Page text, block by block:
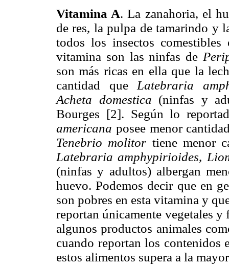
Vitamina A. La zanahoria, el
de res, la pulpa de tamarindo y
todos los insectos comestibles
vitamina son las ninfas de
son más ricas en ella que la
cantidad que Latebraria
Acheta domestica (ninfas y
Bourges [2]. Según lo
americana posee menor
Tenebrio molitor tiene menor
Latebraria amphypirioides,
(ninfas y adultos) albergan
huevo. Podemos decir que en
son pobres en esta vitamina y
reportan únicamente vegetales y
algunos productos animales
cuando reportan los contenidos
estos alimentos supera a la